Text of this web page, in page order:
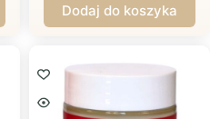
BOOSTER
(wcierka
Dodaj do koszyka